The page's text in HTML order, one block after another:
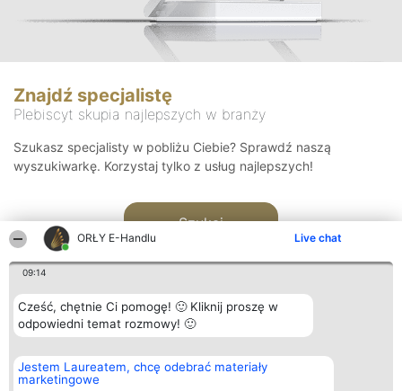
ORŁY E-Handlu Live chat
09:14
Cześć, chętnie Ci pomogę! 🙂 Kliknij proszę w
odpowiedni temat rozmowy! 🙂
Jestem Laureatem, chcę odebrać materiały
marketingowe
Znajdź specjalistę
Plebiscyt skupia najlepszych w branży
Szukasz specjalisty w pobliżu Ciebie? Sprawdź naszą
wyszukiwarkę. Korzystaj tylko z usług najlepszych!
Szukaj
Organizator plebiscytu
Bright Side Solutions sp. z o.
o. sp. k.
Plebiscyt
Laureaci
Kontakt
Kontakt